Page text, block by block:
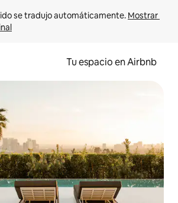
se tradujo automáticamente. Mostrar
Tu espacio en Airbnb